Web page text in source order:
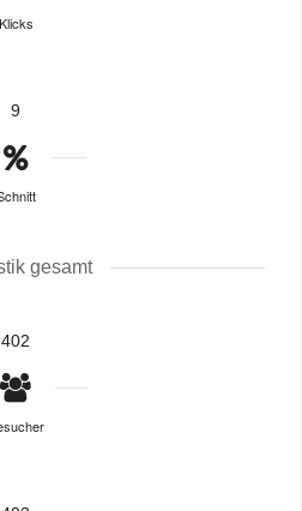
Klicks
9
gesamt
402